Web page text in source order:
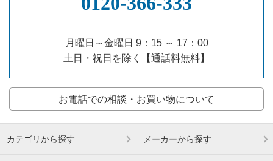
月曜日～金曜日 9：15 ～ 17：00
土日・祝日を除く【通話料無料】
お電話での相談・お買い物について
カテゴリから探す メーカーから探す